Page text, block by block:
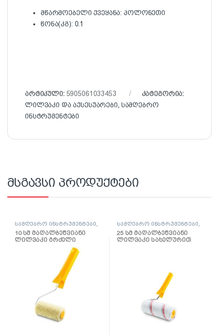
მწარმოებელი ქვეყანა: პოლონეთი
წონა(კგ): 0.1
არტიკული: 5905061033453
კატეგორია:
ლილვაკი და აქსესუარები, სამღებრო
ინსტრუმენტები
მსგავსი პროდუქტები
სამღებრო ინსტრუმენტები
ლილვაკი და აქსესუარები
10 სმ მაღალბეწვიანი
ლილვაკი გრძელი
სახელურით Hardex
სამღებრო ინსტრუმენტები
ლილვაკი და აქსესუარები
25 სმ მაღალბეწვიანი
ლილვაკი სახელურით